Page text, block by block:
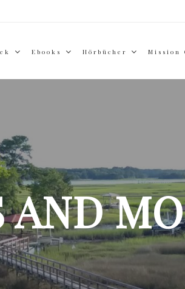
Ebooks Hörbücher Mission
AND